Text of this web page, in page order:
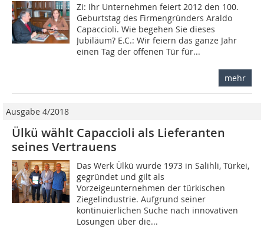
Zi: Ihr Unternehmen feiert 2012 den 100.
Geburtstag des Firmengründers Araldo
Capaccioli. Wie begehen Sie dieses
Jubiläum? E.C.: Wir feiern das ganze Jahr
einen Tag der offenen Tür für...
mehr
Ausgabe 4/2018
Ülkü wählt Capaccioli als Lieferanten
seines Vertrauens
Das Werk Ülkü wurde 1973 in Salihli, Türkei,
gegründet und gilt als
Vorzeigeunternehmen der türkischen
Ziegelindustrie. Aufgrund seiner
kontinuierlichen Suche nach innovativen
Lösungen über die...